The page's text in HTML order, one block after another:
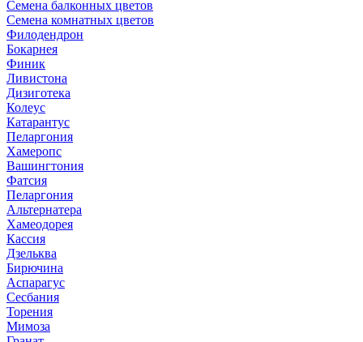
Семена балконных цветов
Семена комнатных цветов
Филодендрон
Бокарнея
Финик
Ливистона
Дизиготека
Колеус
Катарантус
Пеларгония
Хамеропс
Вашингтония
Фатсия
Пеларгония
Альтернатера
Хамеодорея
Кассия
Дзельква
Бирючина
Аспарагус
Сесбания
Торения
Мимоза